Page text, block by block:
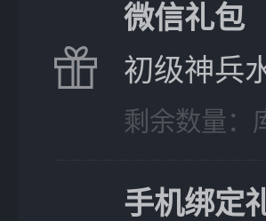
微信礼包
初级神兵
剩余数量：
手机绑定